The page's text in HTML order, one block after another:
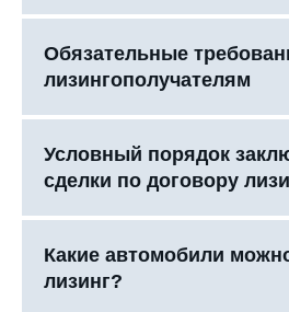
Обязательные
лизингополучателям
Условный порядок
сделки по договору
Какие автомобили
лизинг?